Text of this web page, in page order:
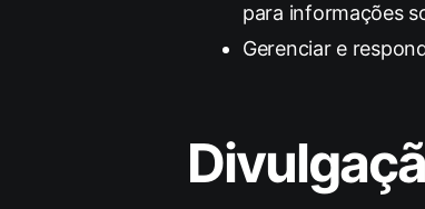
para informações
Gerenciar e